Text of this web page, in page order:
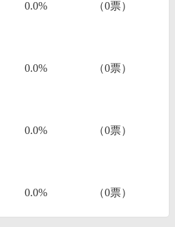
0.0% （0票）
0.0% （0票）
0.0% （0票）
0.0% （0票）